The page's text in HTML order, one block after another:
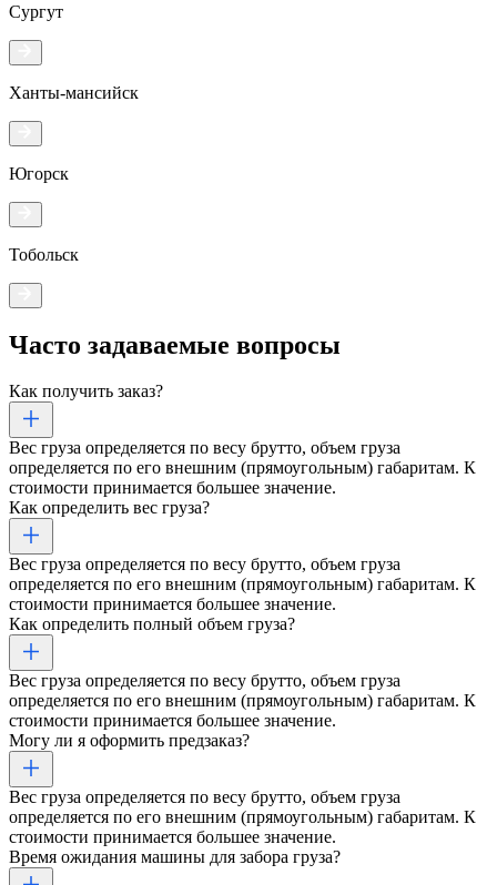
Сургут
Ханты-мансийск
Югорск
Тобольск
Часто задаваемые вопросы
Как получить заказ?
Вес груза определяется по весу брутто, объем груза
определяется по его внешним (прямоугольным) габаритам. К
стоимости принимается большее значение.
Как определить вес груза?
Вес груза определяется по весу брутто, объем груза
определяется по его внешним (прямоугольным) габаритам. К
стоимости принимается большее значение.
Как определить полный объем груза?
Вес груза определяется по весу брутто, объем груза
определяется по его внешним (прямоугольным) габаритам. К
стоимости принимается большее значение.
Могу ли я оформить предзаказ?
Вес груза определяется по весу брутто, объем груза
определяется по его внешним (прямоугольным) габаритам. К
стоимости принимается большее значение.
Время ожидания машины для забора груза?